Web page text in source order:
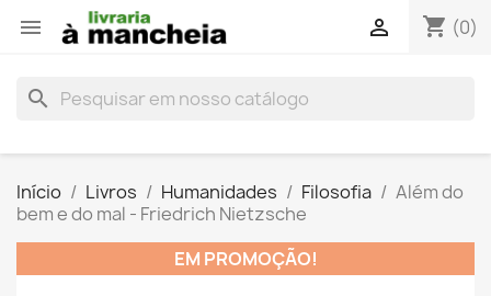
 shopping_cart (0)

search
Início Livros Humanidades Filosofia
Além do
bem e do mal - Friedrich Nietzsche
EM PROMOÇÃO!